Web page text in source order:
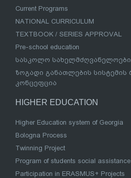
Current Programs
NATIONAL CURRICULUM
TEXTBOOK / SERIES APPROVAL
Pre-school education
სასკოლო
ზოგადი განათლების
კონცეფცია
HIGHER EDUCATION
Higher Education system of Georgia
Bologna Process
Twinning Project
Program of students social assistance
Participation in ERASMUS+ Projects